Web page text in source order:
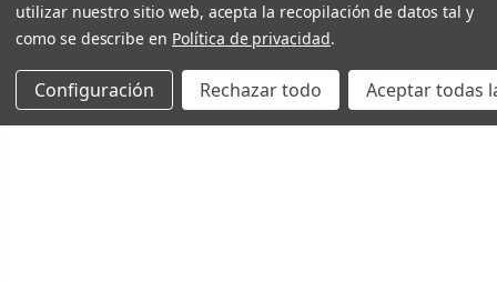
utilizar nuestro sitio web, acepta la recopilación de datos tal y
como se describe en Política de privacidad.
Configuración Rechazar todo Aceptar todas